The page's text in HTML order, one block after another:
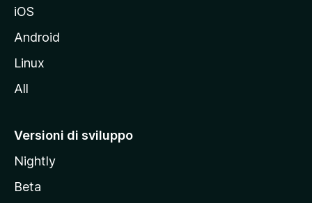
e
l
t
M
z
i
iOS
Android
Linux
All
Versioni di sviluppo
Nightly
Beta